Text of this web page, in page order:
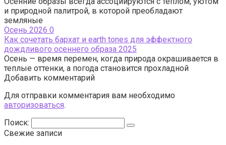
и природной палитрой, в которой преобладают
земляные
Осень 2026 0
Как сочетать бархат и earth tones для эффектного
дождливого осеннего образа 2025
Осень — время перемен, когда природа окрашивается в
теплые оттенки, а погода становится прохладной
Добавить комментарий
Для отправки комментария вам необходимо
авторизоваться.
Поиск:
Свежие записи